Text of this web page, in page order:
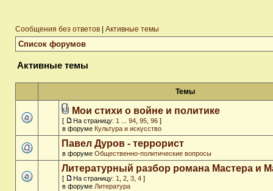
Сообщения без ответов Активные темы
Список форумов
Активные темы
Темы
Мои стихи о войне и политике
[ На страницу: 1 94 95 96 ]
в форуме Культура и искусство
Павел Дуров - террорист
в форуме Общественно-политические вопросы
Литературный разбор романа Мастера и
[ На страницу: 1 2 3 4 ]
в форуме Литература